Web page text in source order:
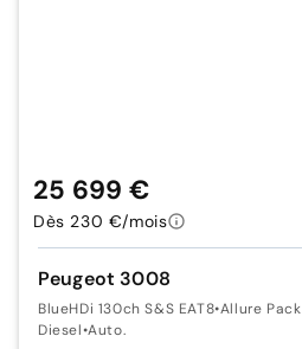
Peugeot 3008
BlueHDi 130ch S&S EAT8•Allure Pack
Diesel•Auto.
25 699 €
Dès 230 €/mois